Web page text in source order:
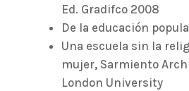
Ed. Gradifco 2008
De la educación
Una escuela sin la
mujer, Sarmiento
London University